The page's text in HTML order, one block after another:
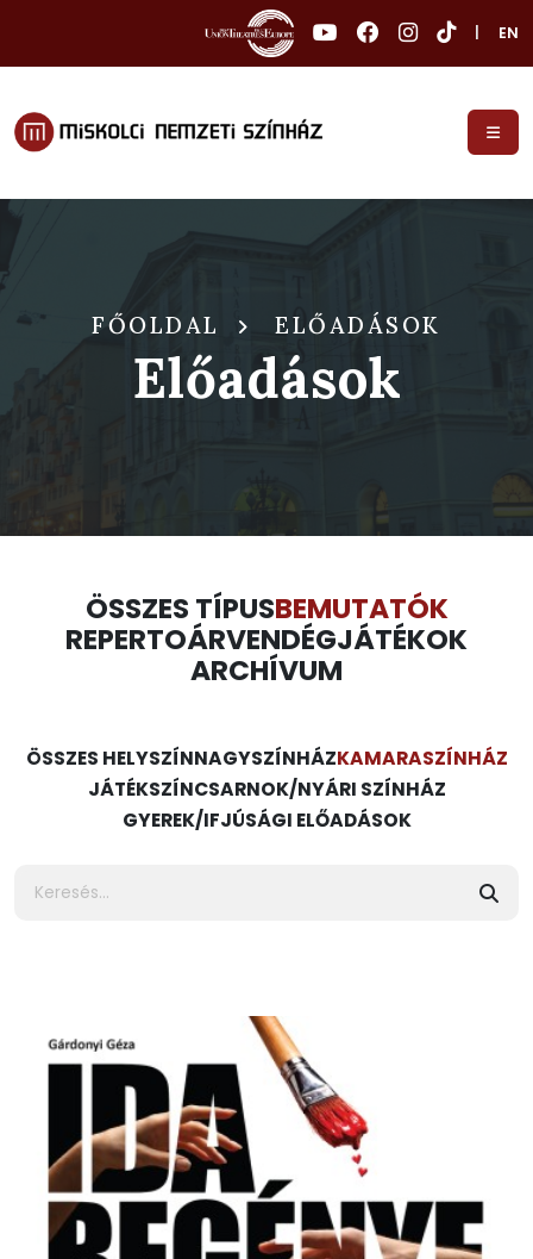
EN
FŐOLDAL ELŐADÁSOK
Előadások
ÖSSZES TÍPUSBEMUTATÓK
REPERTOÁRVENDÉGJÁTÉKOK
ARCHÍVUM
ÖSSZES HELYSZÍNNAGYSZÍNHÁZKAMARASZÍNHÁZ
JÁTÉKSZÍNCSARNOK/NYÁRI SZÍNHÁZ
GYEREK/IFJÚSÁGI ELŐADÁSOK